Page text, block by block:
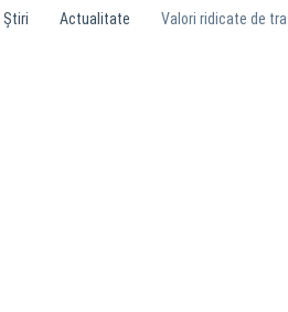
Știri Actualitate Valori ridicate de